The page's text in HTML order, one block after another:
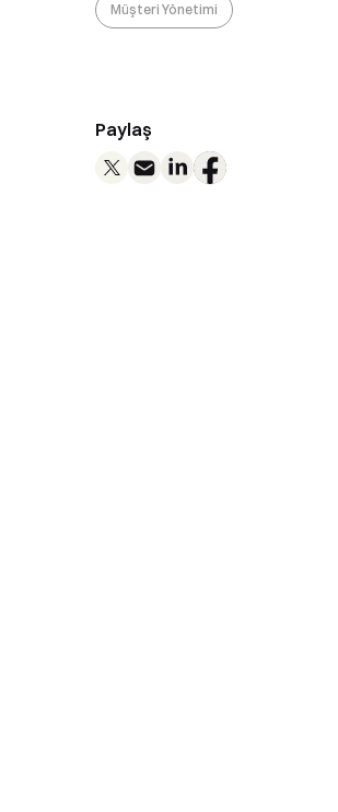
Müşteri Yönetimi
Paylaş